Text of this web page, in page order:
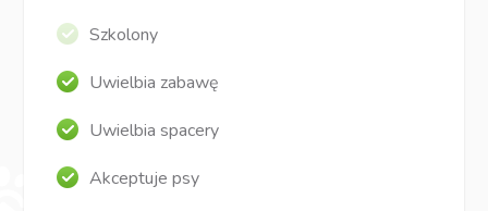
Szkolony
Uwielbia zabawę
Uwielbia spacery
Akceptuje psy